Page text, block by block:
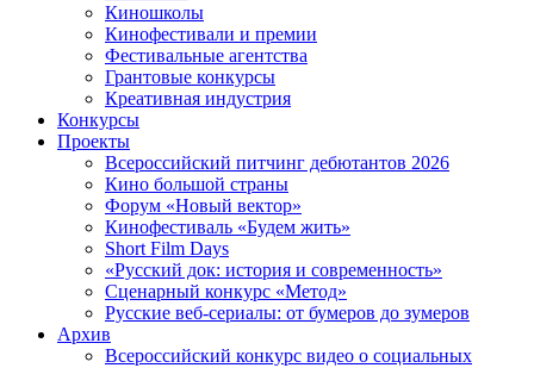
Киношколы
Кинофестивали и премии
Фестивальные агентства
Грантовые конкурсы
Креативная индустрия
Конкурсы
Проекты
Всероссийский питчинг дебютантов 2026
Кино большой страны
Форум «Новый вектор»
Кинофестиваль «Будем жить»
Short Film Days
«Русский док: история и современность»
Сценарный конкурс «Метод»
Русские веб-сериалы: от бумеров до зумеров
Архив
Всероссийский конкурс видео о социальных